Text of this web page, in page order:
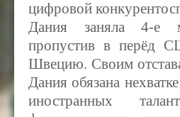
цифровой
Дания заняла 4-е
пропустив в перёд
Швецию. Своим
Дания обязана
иностранных